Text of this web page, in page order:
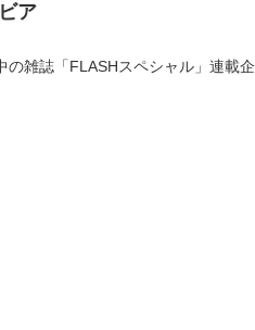
ア
雑誌「FLASHスペシャル」連載企